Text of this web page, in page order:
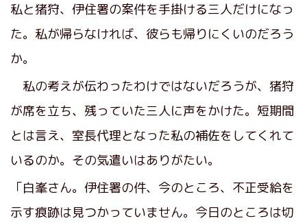
私と猪狩、伊住署の案件を手掛ける三人だけになっ
た。私が帰らなければ、彼らも帰りにくいのだろう
か。
私の考えが伝わったわけではないだろうが、猪狩
が席を立ち、残っていた三人に声をかけた。短期間
とは言え、室長代理となった私の補佐をしてくれて
いるのか。その気遣いはありがたい。
「白峯さん。伊住署の件、今のところ、不正受給を
示す痕跡は見つかっていません。今日のところは切